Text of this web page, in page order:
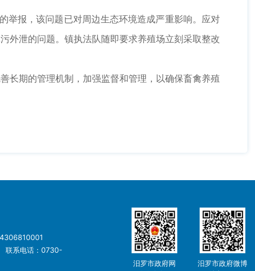
报，该问题已对周边生态环境造成严重影响。应对
外泄的问题。镇执法队随即要求养殖场立刻采取整改
期的管理机制，加强监督和管理，以确保畜禽养殖
联系电话：0730-
汨罗市政府网
汨罗市政府微博